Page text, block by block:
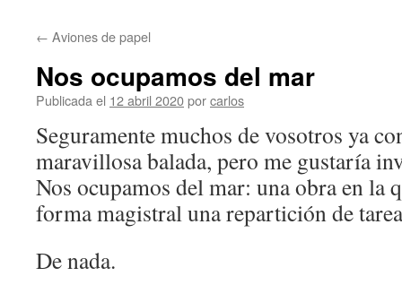
← Aviones de papel
Nos ocupamos del mar
Publicada el 12 abril 2020porcarlos
Seguramente muchos de vosotros ya
maravillosa balada, pero me gustaría
Nos ocupamos del mar: una obra en la
forma magistral una repartición de
De nada.